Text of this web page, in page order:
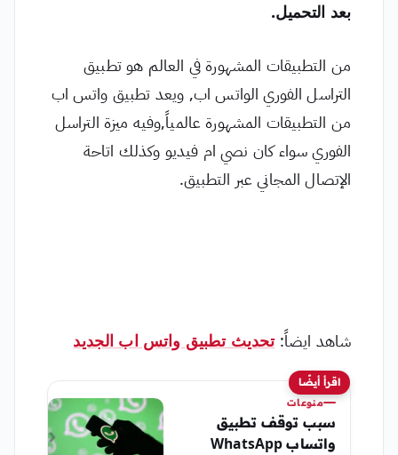
بعد التحميل.
من التطبيقات المشهورة في العالم هو تطبيق
التراسل الفوري الواتس اب, ويعد تطبيق واتس اب
من التطبيقات المشهورة عالمياً,وفيه ميزة التراسل
الفوري سواء كان نصي ام فيديو وكذلك اتاحة
الإتصال المجاني عبر التطبيق.
شاهد ايضاً:تحديث تطبيق واتس اب الجديد
اقرأ أيضًا
منوعات
سبب توقف تطبيق
واتساب WhatsApp